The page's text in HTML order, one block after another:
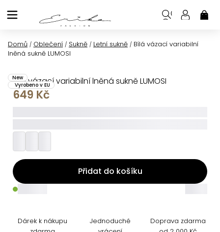
na
Domů / Oblečení / Sukně / Letní sukně / Bílá vázací variabilní
lněná sukně LUMOSI
Bílá vázací variabilní lněná sukně LUMOSI
New
Vyrobeno v EU
649 Kč
Přidat do košíku
Dárek k nákupu
Jednoduché
Doprava zdarma